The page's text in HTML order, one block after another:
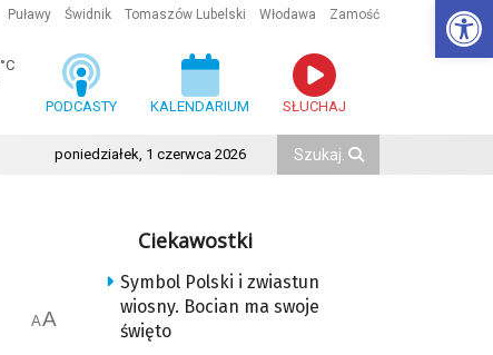
Puławy Świdnik Tomaszów Lubelski Włodawa Zamość
°C
PODCASTY KALENDARIUM SŁUCHAJ
poniedziałek, 1 czerwca 2026
AA
Ciekawostki
Symbol Polski i zwiastun
wiosny. Bocian ma swoje
święto